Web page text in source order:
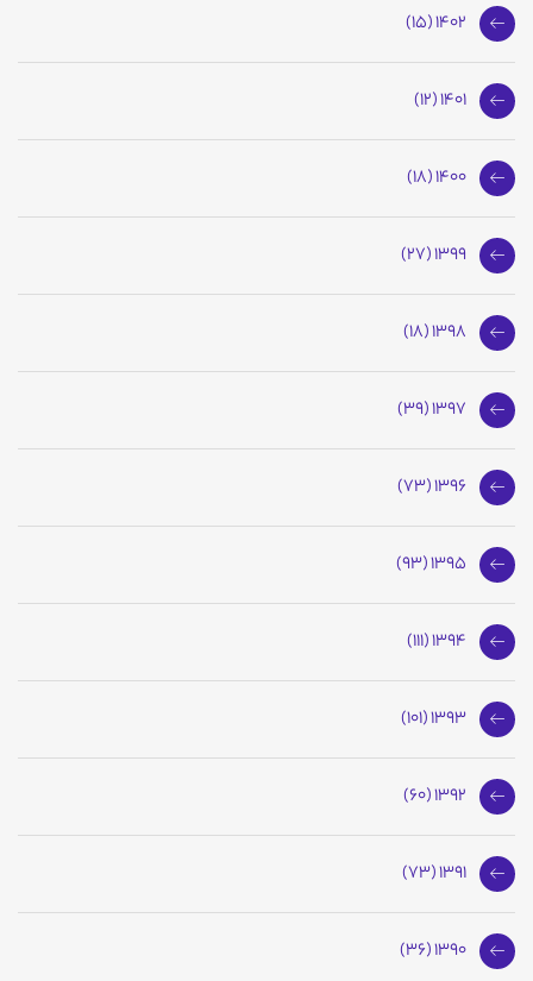
1402 (15)
1401 (12)
1400 (18)
1399 (27)
1398 (18)
1397 (39)
1396 (73)
1395 (93)
1394 (111)
1393 (101)
1392 (60)
1391 (73)
1390 (36)